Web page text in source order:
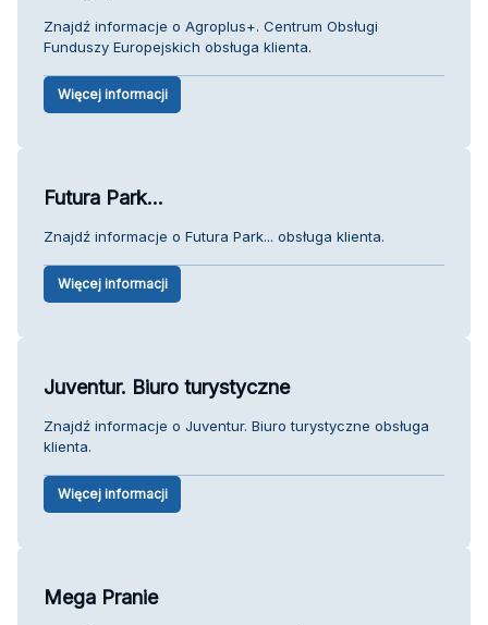
Znajdź informacje o Agroplus+. Centrum Obsługi
Funduszy Europejskich obsługa klienta.
Więcej informacji
Futura Park...
Znajdź informacje o Futura Park... obsługa klienta.
Więcej informacji
Juventur. Biuro turystyczne
Znajdź informacje o Juventur. Biuro turystyczne obsługa
klienta.
Więcej informacji
Mega Pranie